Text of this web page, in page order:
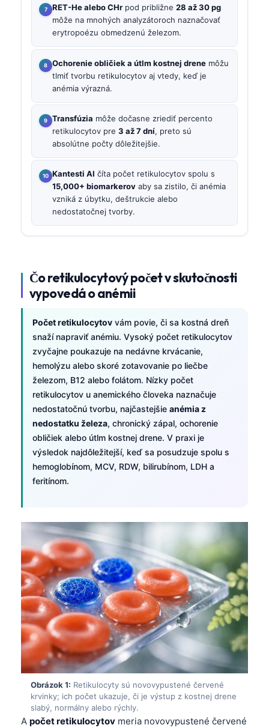
RET-He alebo CHr pod približne 28 až 30 pg
môže na mnohých analyzátoroch naznačovať
erytropoézu obmedzenú železom.
Ochorenie obličiek a útlm kostnej drene môžu
tlmiť tvorbu retikulocytov aj vtedy, keď je
anémia výrazná.
Transfúzia môže dočasne zriediť percento
retikulocytov pre 3 až 7 dní, preto sú
absolútne počty dôležitejšie.
Kantesti AI číta počet retikulocytov spolu s
15,000+ biomarkerov aby sa zistilo, či anémia
vzniká z úbytku, deštrukcie alebo
nedostatočnej tvorby.
Čo retikulocytový počet v skutočnosti
vypovedá o anémii
Počet retikulocytov vám povie, či sa kostná dreň
snaží napraviť anémiu. Vysoký počet retikulocytov
zvyčajne poukazuje na nedávne krvácanie,
hemolýzu alebo skoré zotavovanie po liečbe
železom, B12 alebo folátom. Nízky počet
retikulocytov u anemického človeka naznačuje
nedostatočnú tvorbu, najčastejšie anémia z
nedostatku železa, chronický zápal, ochorenie
obličiek alebo útlm kostnej drene. V praxi je
výsledok najdôležitejší, keď sa posudzuje spolu s
hemoglobínom, MCV, RDW, bilirubínom, LDH a
feritínom.
Obrázok 1: Retikulocyty sú novovypustené červené
krvinky; ich počet ukazuje, či je výstup z kostnej drene
slabý, normálny alebo rýchly.
A počet retikulocytov meria novovypustené červené